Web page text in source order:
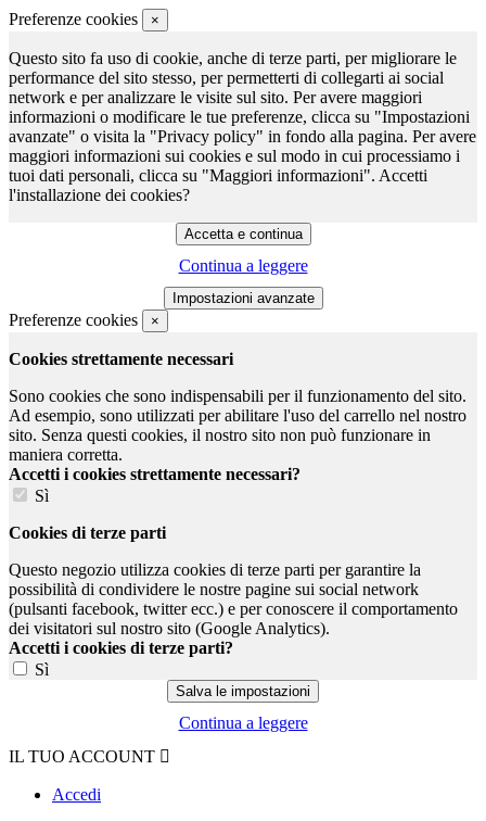
Preferenze cookies ×
Questo sito fa uso di cookie, anche di terze parti, per migliorare le
performance del sito stesso, per permetterti di collegarti ai social
network e per analizzare le visite sul sito. Per avere maggiori
informazioni o modificare le tue preferenze, clicca su "Impostazioni
avanzate" o visita la "Privacy policy" in fondo alla pagina. Per avere
maggiori informazioni sui cookies e sul modo in cui processiamo i
tuoi dati personali, clicca su "Maggiori informazioni". Accetti
l'installazione dei cookies?
Continua a leggere
Preferenze cookies ×
Cookies strettamente necessari
Sono cookies che sono indispensabili per il funzionamento del sito.
Ad esempio, sono utilizzati per abilitare l'uso del carrello nel nostro
sito. Senza questi cookies, il nostro sito non può funzionare in
maniera corretta.
Accetti i cookies strettamente necessari?
Sì
Cookies di terze parti
Questo negozio utilizza cookies di terze parti per garantire la
possibilità di condividere le nostre pagine sui social network
(pulsanti facebook, twitter ecc.) e per conoscere il comportamento
dei visitatori sul nostro sito (Google Analytics).
Accetti i cookies di terze parti?
Sì
Continua a leggere
IL TUO ACCOUNT 
Accedi